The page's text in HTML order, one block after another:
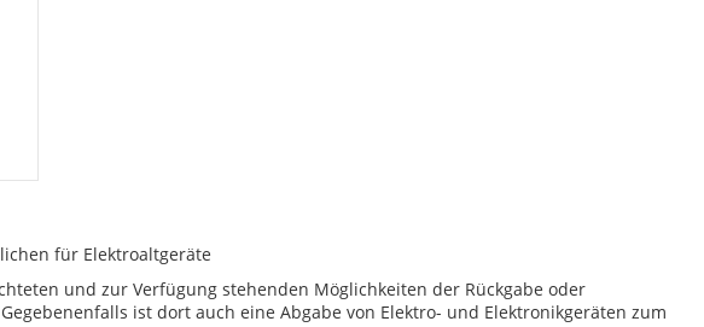
für Elektroaltgeräte
und zur Verfügung stehenden Möglichkeiten der Rückgabe oder
ist dort auch eine Abgabe von Elektro- und Elektronikgeräten zum